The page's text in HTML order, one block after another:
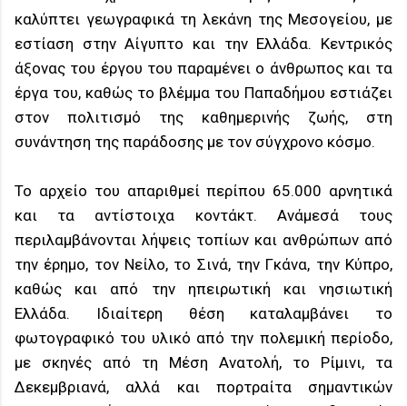
καλύπτει γεωγραφικά τη λεκάνη της Μεσογείου, με
εστίαση στην Αίγυπτο και την Ελλάδα. Κεντρικός
άξονας του έργου του παραμένει ο άνθρωπος και τα
έργα του, καθώς το βλέμμα του Παπαδήμου εστιάζει
στον πολιτισμό της καθημερινής ζωής, στη
συνάντηση της παράδοσης με τον σύγχρονο κόσμο.
Το αρχείο του απαριθμεί περίπου 65.000 αρνητικά
και τα αντίστοιχα κοντάκτ. Ανάμεσά τους
περιλαμβάνονται λήψεις τοπίων και ανθρώπων από
την έρημο, τον Νείλο, το Σινά, την Γκάνα, την Κύπρο,
καθώς και από την ηπειρωτική και νησιωτική
Ελλάδα. Ιδιαίτερη θέση καταλαμβάνει το
φωτογραφικό του υλικό από την πολεμική περίοδο,
με σκηνές από τη Μέση Ανατολή, το Ρίμινι, τα
Δεκεμβριανά, αλλά και πορτραίτα σημαντικών